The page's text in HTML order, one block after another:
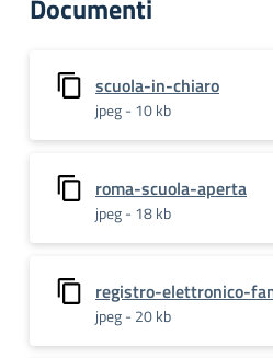
Documenti
scuola-in-chiaro
jpeg - 10 kb
roma-scuola-aperta
jpeg - 18 kb
registro-elettronico-
jpeg - 20 kb